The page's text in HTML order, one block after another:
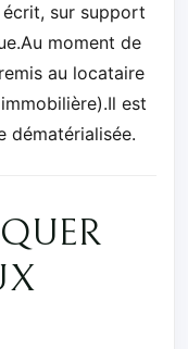
sur support
moment de
au locataire
est
dématérialisée.